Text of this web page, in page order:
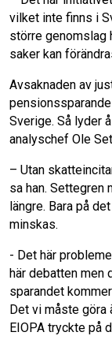
vilket inte finns i
större genomslag
saker kan
Avsaknaden av
Sverige. Så lyder
analyschef Ole
– Utan
sa han. Settegren
längre. Bara på
minskas.
- Det här
här debatten men
sparandet
Det vi måste göra
EIOPA tryckte på